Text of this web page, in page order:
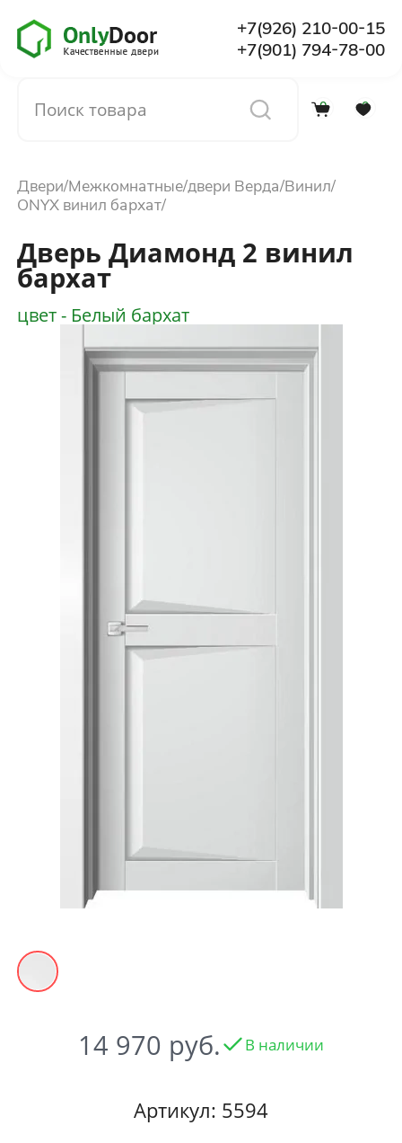
+7(926) 210-00-15
+7(901) 794-78-00
0 0
О компании
Установка
Доставка и оплата
Двери Межкомнатные двери Верда Винил
ONYX винил бархат
Дверь Диамонд 2 винил
бархат
цвет - Белый бархат
14 970 В наличии
Артикул: 5594